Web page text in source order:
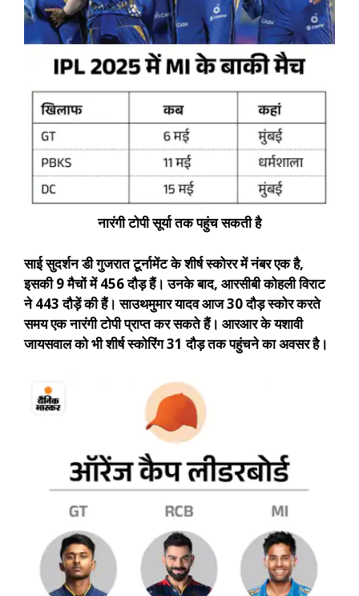
नारंगी टोपी सूर्या तक पहुंच सकती है
साई सुदर्शन डी गुजरात टूर्नामेंट के शीर्ष स्कोरर में नंबर एक है,
इसकी 9 मैचों में 456 दौड़ हैं। उनके बाद, आरसीबी कोहली विराट
ने 443 दौड़ें की हैं। साउथमुमार यादव आज 30 दौड़ स्कोर करते
समय एक नारंगी टोपी प्राप्त कर सकते हैं। आरआर के यशावी
जायसवाल को भी शीर्ष स्कोरिंग 31 दौड़ तक पहुंचने का अवसर है।